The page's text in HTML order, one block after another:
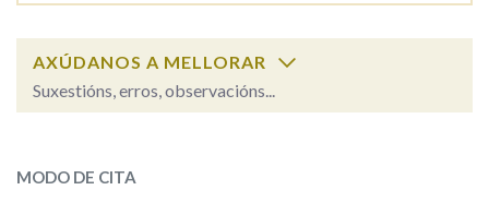
Marcas gramaticais
Pertence a
AXÚDANOS A MELLORAR
Suxestións, erros, observacións...
ESCOLLE UNHA OPCIÓN:
MODO DE CITA